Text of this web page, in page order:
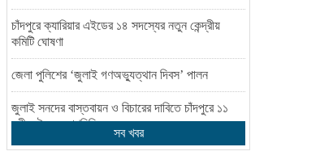
চাঁদপুরে ক্যারিয়ার এইডের ১৪ সদস্যের নতুন কেন্দ্রীয়
কমিটি ঘোষণা
জেলা পুলিশের ‘জুলাই গণঅভ্যুত্থান দিবস’ পালন
জুলাই সনদের বাস্তবায়ন ও বিচারের দাবিতে চাঁদপুরে ১১
দলীয় ঐক্যের গণমিছিল
সব খবর